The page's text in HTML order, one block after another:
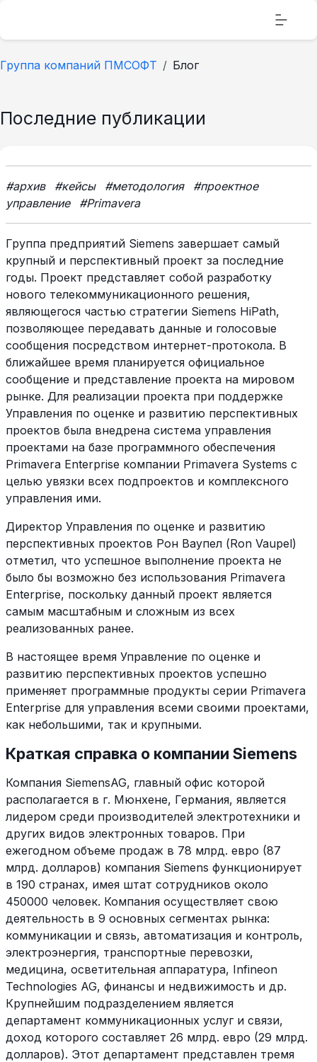
Группа компаний ПМСОФТ Блог
Последние публикации
#архив #кейсы #методология
#проектное
управление
#Primavera
Группа предприятий Siemens завершает самый
крупный и перспективный проект за последние
годы. Проект представляет собой разработку
нового телекоммуникационного решения,
являющегося частью стратегии Siemens HiPath,
позволяющее передавать данные и голосовые
сообщения посредством интернет-протокола. В
ближайшее время планируется официальное
сообщение и представление проекта на мировом
рынке. Для реализации проекта при поддержке
Управления по оценке и развитию перспективных
проектов была внедрена система управления
проектами на базе программного обеспечения
Primavera Enterprise компании Primavera Systems с
целью увязки всех подпроектов и комплексного
управления ими.
Директор Управления по оценке и развитию
перспективных проектов Рон Ваупел (Ron Vaupel)
отметил, что успешное выполнение проекта не
было бы возможно без использования Primavera
Enterprise, поскольку данный проект является
самым масштабным и сложным из всех
реализованных ранее.
В настоящее время Управление по оценке и
развитию перспективных проектов успешно
применяет программные продукты серии Primavera
Enterprise для управления всеми своими проектами,
как небольшими, так и крупными.
Краткая справка о компании Siemens
Компания SiemensAG, главный офис которой
располагается в г. Мюнхене, Германия, является
лидером среди производителей электротехники и
других видов электронных товаров. При
ежегодном объеме продаж в 78 млрд. евро (87
млрд. долларов) компания Siemens функционирует
в 190 странах, имея штат сотрудников около
450000 человек. Компания осуществляет свою
деятельность в 9 основных сегментах рынка:
коммуникации и связь, автоматизация и контроль,
электроэнергия, транспортные перевозки,
медицина, осветительная аппаратура, Infineon
Technologies AG, финансы и недвижимость и др.
Крупнейшим подразделением является
департамент коммуникационных услуг и связи,
доход которого составляет 26 млрд. евро (29 млрд.
долларов). Этот департамент представлен тремя